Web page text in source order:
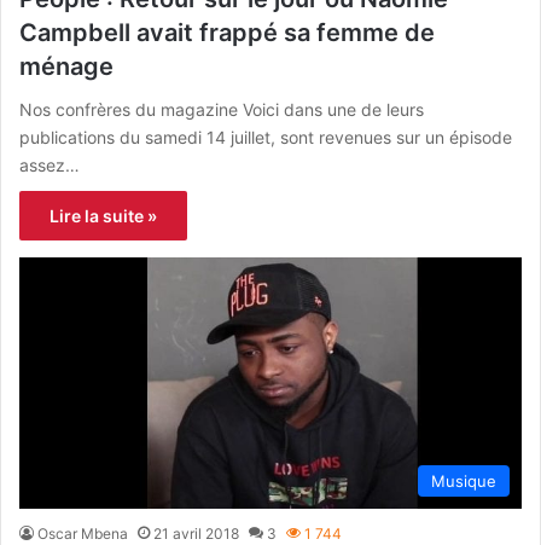
Campbell avait frappé sa femme de
ménage
Nos confrères du magazine Voici dans une de leurs
publications du samedi 14 juillet, sont revenues sur un épisode
assez…
Lire la suite »
Musique
Oscar Mbena 21 avril 2018 3 1 744